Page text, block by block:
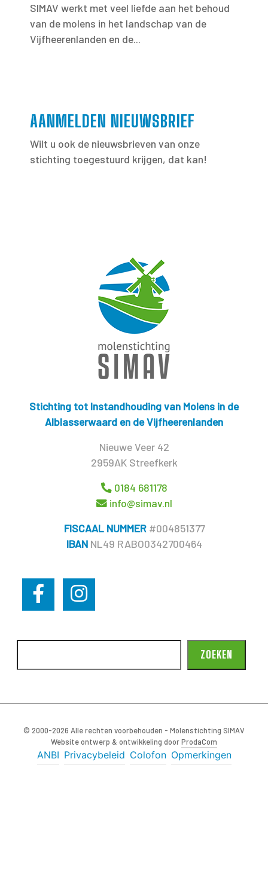
SIMAV werkt met veel liefde aan het behoud
van de molens in het landschap van de
Vijfheerenlanden en de...
AANMELDEN NIEUWSBRIEF
Wilt u ook de nieuwsbrieven van onze
stichting toegestuurd krijgen, dat kan!
Stichting tot Instandhouding van Molens in de
Alblasserwaard en de Vijfheerenlanden
Nieuwe Veer 42
2959AK Streefkerk
0184 681178
info@simav.nl
FISCAAL NUMMER#004851377
IBAN NL49 RABO0342700464
ZOEKEN
© 2000-2026 Alle rechten voorbehouden - Molenstichting SIMAV
Website ontwerp & ontwikkeling doorProdaCom
ANBI Privacybeleid Colofon Opmerkingen